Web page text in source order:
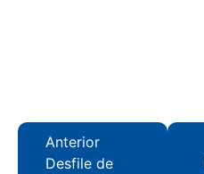
Anterior
Desfile de